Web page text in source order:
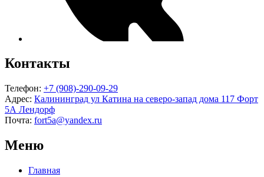
Контакты
Телефон: +7 (908)-290-09-29
Адрес: Калининград ул Катина на северо-запад дома 117 Форт
5А Лендорф
Почта: fort5a@yandex.ru
Меню
Главная